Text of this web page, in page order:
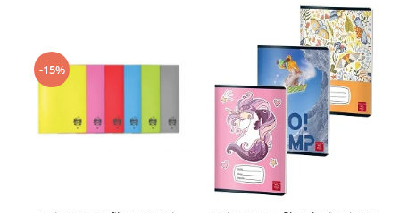
-15%